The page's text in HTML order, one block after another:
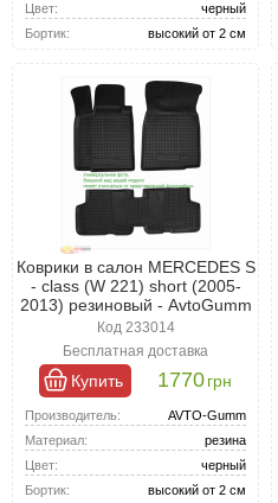
Цвет:
черный
Бортик:
высокий от 2 см
Коврики в салон MERCEDES S
- class (W 221) short (2005-
2013) резиновый - AvtoGumm
Код 233014
Бесплатная доставка
Купить 1770грн
Производитель:
AVTO-Gumm
Материал:
резина
Цвет:
черный
Бортик:
высокий от 2 см